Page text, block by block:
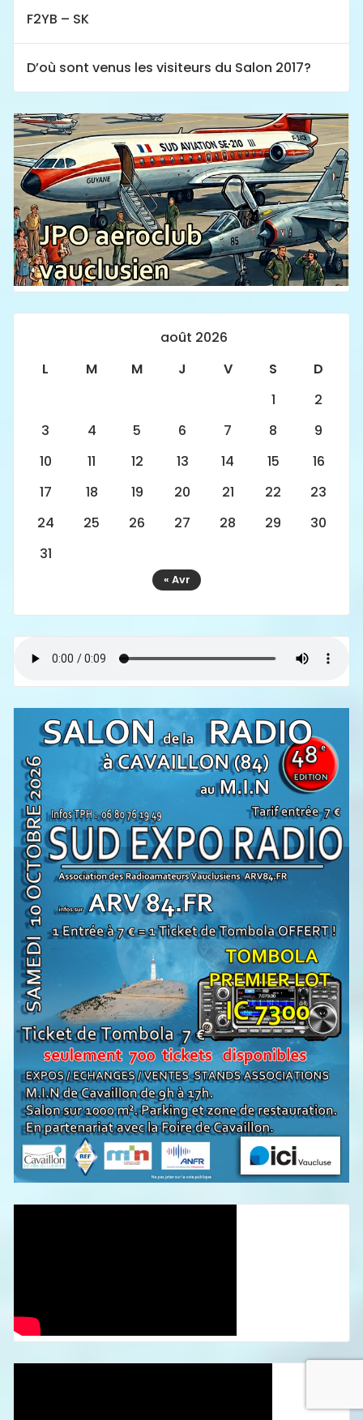
F2YB – SK
D’où sont venus les visiteurs du Salon 2017?
août 2026
L
M M J V S
D
1
2
3
4 5 6 7 8
9
10
11 12 13 14 15
16
17
18 19 20 21 22
23
24
25 26 27 28 29
30
31
« Avr